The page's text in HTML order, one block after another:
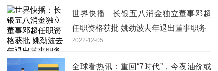
世界快播：长银五八消金独立董事邓超
任职资格获批 姚劲波去年退出董事职务
2022-12-05
全球看热讯：重回“7时代”，今夜油价或